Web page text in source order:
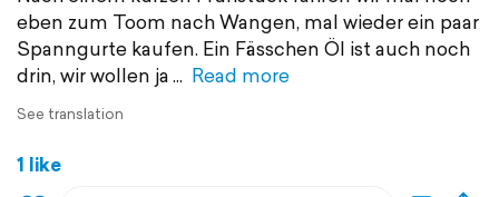
eben zum Toom nach Wangen, mal wieder ein paar
Spanngurte kaufen. Ein Fässchen Öl ist auch noch
drin, wir wollen ja
Read more
See translation
1 like